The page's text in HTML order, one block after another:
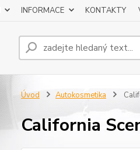
INFORMACE KONTAKTY
Úvod Autokosmetika
California